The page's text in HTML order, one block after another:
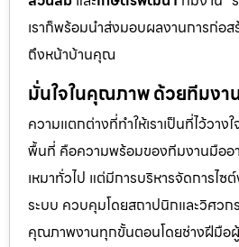
เราก็พร้อมนำส่งมอบผลงานการก่อ
ถึงหน้าบ้านคุณ
มั่นใจในคุณภาพ ด้วยทีมงา
ความแตกต่างที่ทำให้เราเป็นที่ไว้วาง
พื้นที่ คือความพร้อมของทีมงานมืออา
เหมาทั่วไป แต่มีการบริหารจัดการไซ
ระบบ ควบคุมโดยสถาปนิกและวิศว
คุณภาพงานทุกขั้นตอนโดยช่างฝีมือผู้